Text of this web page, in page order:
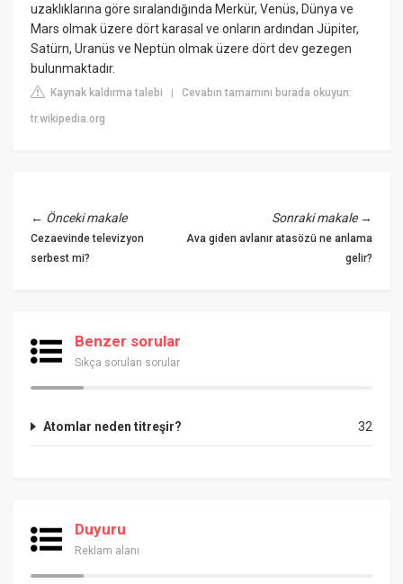
uzaklıklarına göre sıralandığında Merkür, Venüs, Dünya ve
Mars olmak üzere dört karasal ve onların ardından Jüpiter,
Satürn, Uranüs ve Neptün olmak üzere dört dev gezegen
bulunmaktadır.
Kaynak kaldırma talebi |Cevabın tamamını burada okuyun:
tr.wikipedia.org
← Önceki makale
Cezaevinde televizyon
serbest mi?
Sonraki makale→
Ava giden avlanır atasözü ne anlama
gelir?
Benzer sorular
Sıkça sorulan sorular
32
Atomlar neden titreşir?
Duyuru
Reklam alanı